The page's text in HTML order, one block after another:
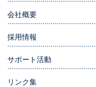
会社概要
採用情報
サポート活動
リンク集